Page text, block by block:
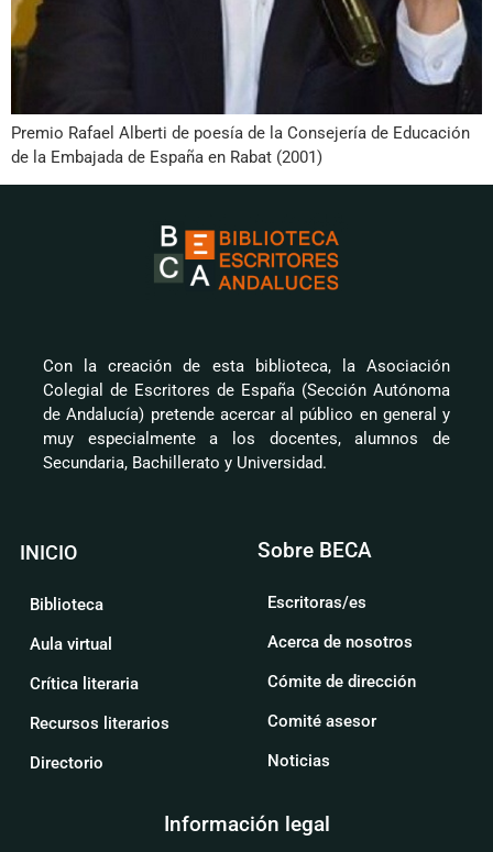
Premio Rafael Alberti de poesía de la Consejería de Educación
de la Embajada de España en Rabat (2001)
Con la creación de esta biblioteca, la Asociación
Colegial de Escritores de España (Sección Autónoma
de Andalucía) pretende acercar al público en general y
muy especialmente a los docentes, alumnos de
Secundaria, Bachillerato y Universidad.
INICIO
Biblioteca
Aula virtual
Crítica literaria
Recursos literarios
Directorio
Sobre BECA
Escritoras/es
Acerca de nosotros
Cómite de dirección
Comité asesor
Noticias
Información legal